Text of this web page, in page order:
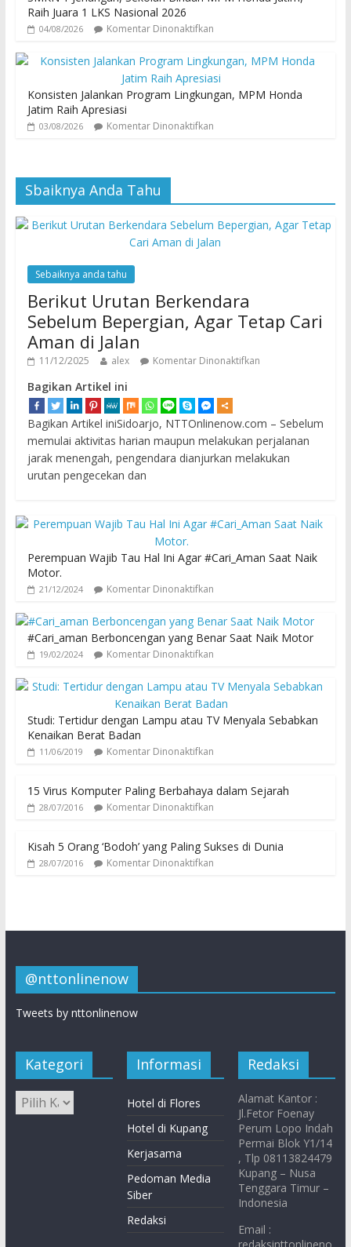
Raih Juara 1 LKS Nasional 2026
04/08/2026 Komentar Dinonaktifkan
Konsisten Jalankan Program Lingkungan, MPM Honda
Jatim Raih Apresiasi
03/08/2026 Komentar Dinonaktifkan
Sbaiknya Anda Tahu
Sebaiknya anda tahu
Berikut Urutan Berkendara
Sebelum Bepergian, Agar Tetap Cari
Aman di Jalan
11/12/2025 alex Komentar Dinonaktifkan
Bagikan Artikel ini
Bagikan Artikel iniSidoarjo, NTTOnlinenow.com – Sebelum
memulai aktivitas harian maupun melakukan perjalanan
jarak menengah, pengendara dianjurkan melakukan
urutan pengecekan dan
Perempuan Wajib Tau Hal Ini Agar #Cari_Aman Saat Naik
Motor.
21/12/2024 Komentar Dinonaktifkan
#Cari_aman Berboncengan yang Benar Saat Naik Motor
19/02/2024 Komentar Dinonaktifkan
Studi: Tertidur dengan Lampu atau TV Menyala Sebabkan
Kenaikan Berat Badan
11/06/2019 Komentar Dinonaktifkan
15 Virus Komputer Paling Berbahaya dalam Sejarah
28/07/2016 Komentar Dinonaktifkan
Kisah 5 Orang ‘Bodoh’ yang Paling Sukses di Dunia
28/07/2016 Komentar Dinonaktifkan
@nttonlinenow
Tweets by nttonlinenow
Kategori Informasi
Hotel di Flores
Hotel di Kupang
Kerjasama
Pedoman Media
Siber
Redaksi
Redaksi
Alamat Kantor :
Jl.Fetor Foenay
Perum Lopo Indah
Permai Blok Y1/14
, Tlp 08113824479
Kupang – Nusa
Tenggara Timur –
Indonesia
Email :